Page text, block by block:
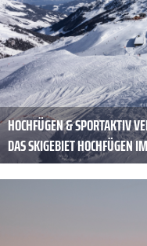
HOCHFÜGEN & SPORTAKTIV
DAS SKIGEBIET HOCHFÜGEN